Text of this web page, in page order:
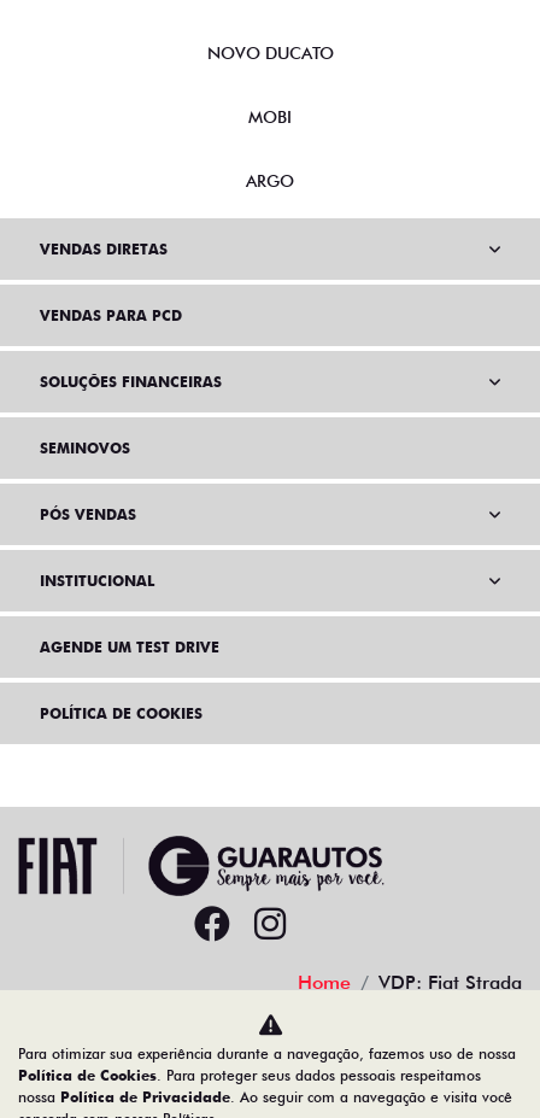
NOVO DUCATO
MOBI
ARGO
VENDAS DIRETAS
VENDAS PARA PCD
SOLUÇÕES FINANCEIRAS
SEMINOVOS
PÓS VENDAS
INSTITUCIONAL
AGENDE UM TEST DRIVE
POLÍTICA DE COOKIES
Home VDP: Fiat Strada
Desacelere. Seu bem maior é a vida.
Para otimizar sua experiência durante a navegação, fazemos uso de nossa
Política de Cookies. Para proteger seus dados pessoais respeitamos
nossa Política de Privacidade. Ao seguir com a navegação e visita você